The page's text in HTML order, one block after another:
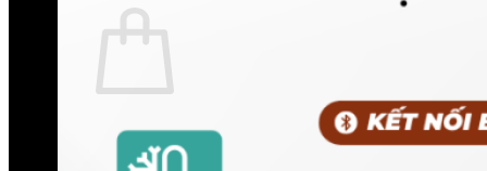
Chưa có sản phẩm trong giỏ hàng.
Quay trở lại cửa hàng